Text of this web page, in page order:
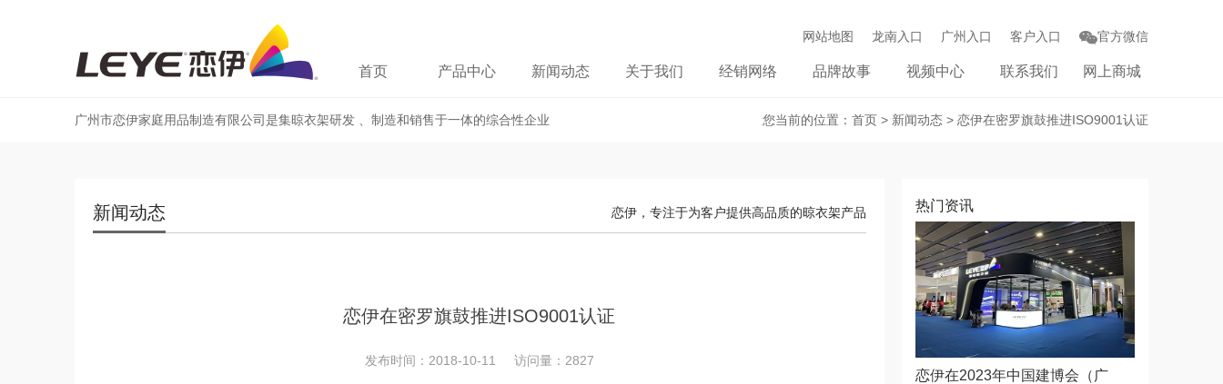
官方微信
客户入口
广州入口
龙南入口
网站地图
首页 产品中心 新闻动态 关于我们 经销网络 品牌故事 视频中心 联系我们 网上商城
您当前的位置： 首页 > 新闻动态 > 恋伊在密罗旗鼓推进ISO9001认证
广州市恋伊家庭用品制造有限公司是集晾衣架研发 、制造和销售于一体的综合性企业
新闻动态 恋伊，专注于为客户提供高品质的晾衣架产品
恋伊在密罗旗鼓推进ISO9001认证
发布时间：2018-10-11 访问量：2827
热门资讯
恋伊在2023年中国建博会（广